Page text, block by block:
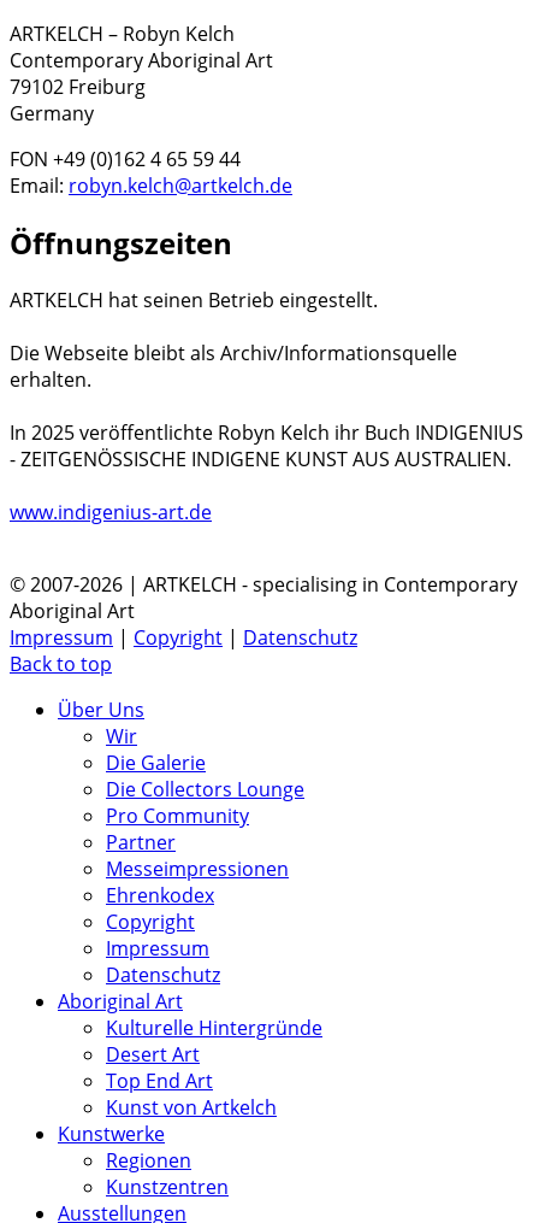
ARTKELCH – Robyn Kelch
Contemporary Aboriginal Art
79102 Freiburg
Germany
FON +49 (0)162 4 65 59 44
Email: robyn.kelch@artkelch.de
Öffnungszeiten
ARTKELCH hat seinen Betrieb eingestellt.
Die Webseite bleibt als Archiv/Informationsquelle
erhalten.
In 2025 veröffentlichte Robyn Kelch ihr Buch INDIGENIUS
- ZEITGENÖSSISCHE INDIGENE KUNST AUS AUSTRALIEN.
www.indigenius-art.de
© 2007-2026 | ARTKELCH - specialising in Contemporary
Aboriginal Art
Impressum | Copyright | Datenschutz
Back to top
Über Uns
Wir
Die Galerie
Die Collectors Lounge
Pro Community
Partner
Messeimpressionen
Ehrenkodex
Copyright
Impressum
Datenschutz
Aboriginal Art
Kulturelle Hintergründe
Desert Art
Top End Art
Kunst von Artkelch
Kunstwerke
Regionen
Kunstzentren
Ausstellungen